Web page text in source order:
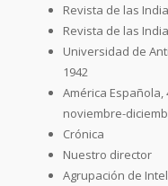
Revista de las
Revista de las
Universidad de
1942
América Española,
noviembre-
Crónica
Nuestro director
Agrupación de